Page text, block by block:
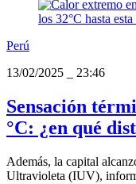
Perú
13/02/2025
23:46
Sensación
°C: ¿en qué
Además, la capital
Ultravioleta (IUV),